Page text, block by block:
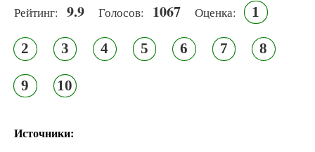
Рейтинг: 9.9 Голосов: 1067 Оценка: 1
2 3 4 5 6 7 8
9 10
Источники: